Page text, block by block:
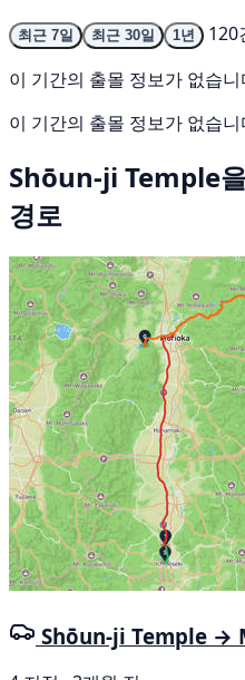
최근 7일 최근 30일 1년
120
이 기간의 출몰 정보가 없습니
이 기간의 출몰 정보가 없습니
Shōun-ji Temple
경로
Shōun-ji Temple →